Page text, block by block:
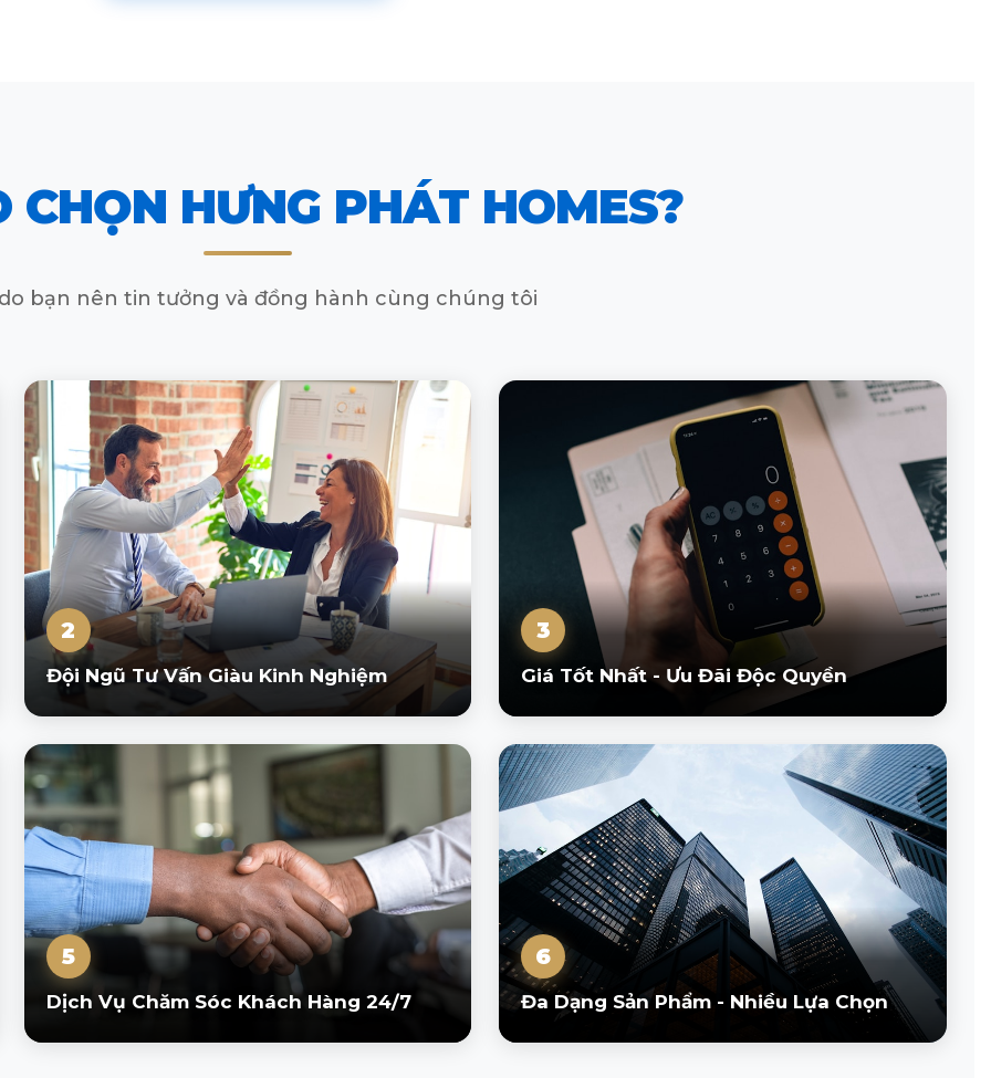
CHỌN HƯNG PHÁT HOMES?
bạn nên tin tưởng và đồng hành cùng chúng tôi
2
Đội Ngũ Tư Vấn Giàu Kinh Nghiệm
3
Giá Tốt Nhất - Ưu Đãi Độc Quyền
5
Dịch Vụ Chăm Sóc Khách Hàng 24/7
6
Đa Dạng Sản Phẩm - Nhiều Lựa Chọn